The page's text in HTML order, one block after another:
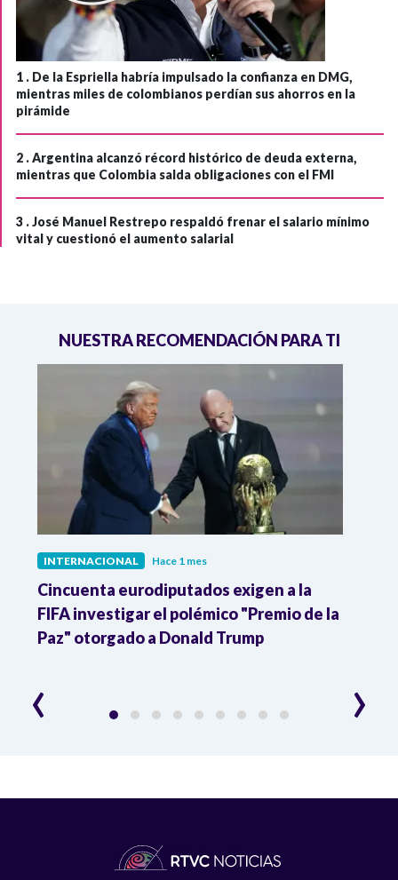
1 . De la Espriella habría impulsado la confianza en DMG,
mientras miles de colombianos perdían sus ahorros en la
pirámide
2 .Argentina alcanzó récord histórico de deuda externa,
mientras que Colombia salda obligaciones con el FMI
3 .José Manuel Restrepo respaldó frenar el salario mínimo
vital y cuestionó el aumento salarial
NUESTRA RECOMENDACIÓN PARA TI
INTERNACIONAL Hace 1 mes
Cincuenta eurodiputados exigen a la
FIFA investigar el polémico "Premio de la
Paz" otorgado a Donald Trump
‹ ›